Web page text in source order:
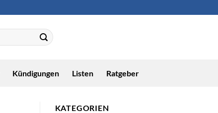
Kündigungen Listen Ratgeber
KATEGORIEN